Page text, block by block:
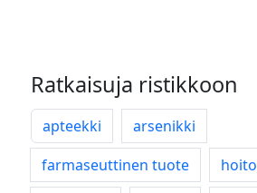
Ratkaisuja ristikkoon
apteekki
arsenikki
farmaseuttinen tuote
hoito